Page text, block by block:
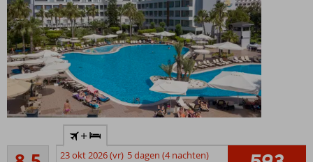
the year
Aanrader
+
23 okt 2026 (vr) 5 dagen (4 nachten)